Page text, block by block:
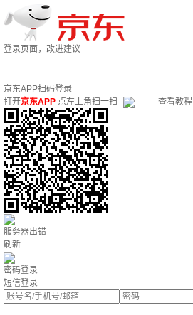
登录页面，改进建议
京东APP扫码登录
打开京东APP 点左上角扫一扫 查看教程
服务器出错
刷新
密码登录
短信登录